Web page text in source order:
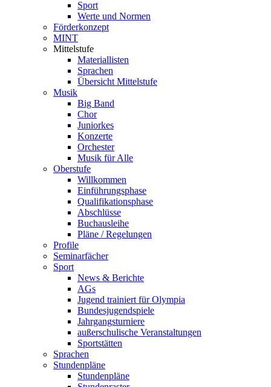
Sport
Werte und Normen
Förderkonzept
MINT
Mittelstufe
Materiallisten
Sprachen
Übersicht Mittelstufe
Musik
Big Band
Chor
Juniorkes
Konzerte
Orchester
Musik für Alle
Oberstufe
Willkommen
Einführungsphase
Qualifikationsphase
Abschlüsse
Buchausleihe
Pläne / Regelungen
Profile
Seminarfächer
Sport
News & Berichte
AGs
Jugend trainiert für Olympia
Bundesjugendspiele
Jahrgangsturniere
außerschulische Veranstaltungen
Sportstätten
Sprachen
Stundenpläne
Stundenpläne